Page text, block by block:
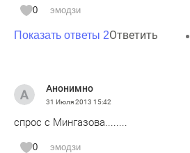
0 эмодзи
Показать ответы 2Ответить
Анонимно
31 Июля 2013 15:42
спрос с Мингазова........
0 эмодзи